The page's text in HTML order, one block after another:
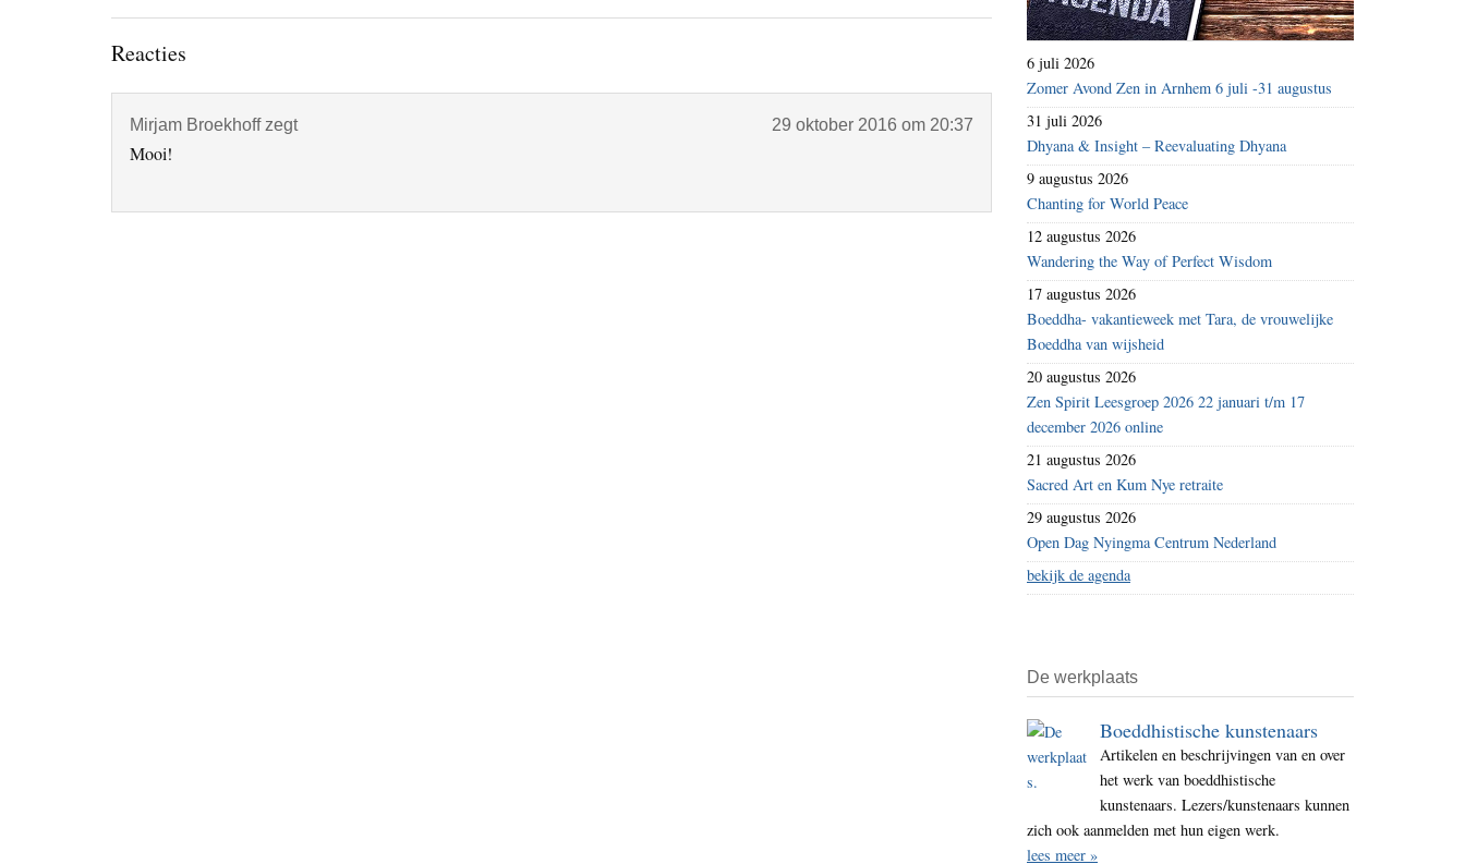
Lees
Reacties
Mirjam Broekhoff zegt 29 oktober 2016 om 20:37
Mooi!
6 juli 2026
Zomer Avond Zen in Arnhem 6 juli -31 augustus
31 juli 2026
Dhyana & Insight – Reevaluating Dhyana
9 augustus 2026
Chanting for World Peace
12 augustus 2026
Wandering the Way of Perfect Wisdom
17 augustus 2026
Boeddha- vakantieweek met Tara, de vrouwelijke
Boeddha van wijsheid
20 augustus 2026
Zen Spirit Leesgroep 2026 22 januari t/m 17
december 2026 online
21 augustus 2026
Sacred Art en Kum Nye retraite
29 augustus 2026
Open Dag Nyingma Centrum Nederland
bekijk de agenda
De werkplaats
Boeddhistische kunstenaars
Artikelen en beschrijvingen van en over
het werk van boeddhistische
kunstenaars. Lezers/kunstenaars kunnen
zich ook aanmelden met hun eigen werk.
lees meer »